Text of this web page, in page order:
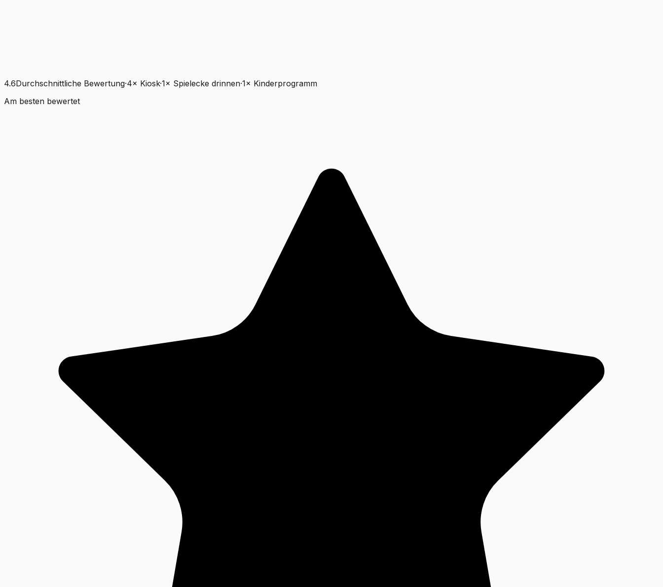
4.6Durchschnittliche Bewertung·4× Kiosk·1× Spielecke drinnen·1× Kinderprogramm
Am besten bewertet